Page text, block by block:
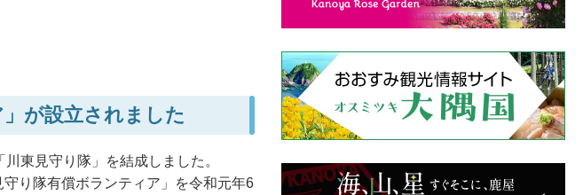
が設立されました
東見守り隊」を結成しました。
り隊有償ボランティア」を令和元年6